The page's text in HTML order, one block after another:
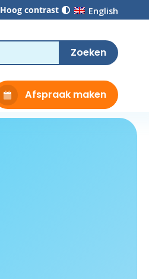
Hoog contrast English
Afspraak maken